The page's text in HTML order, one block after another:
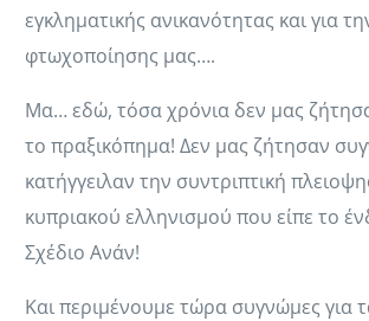
εγκληματικής ανικανότητας και για
φτωχοποίησης μας….
Μα… εδώ, τόσα χρόνια δεν μας
το πραξικόπημα! Δεν μας ζήτησαν
κατήγγειλαν την συντριπτική
κυπριακού ελληνισμού που είπε το
Σχέδιο Ανάν!
Και περιμένουμε τώρα συγνώμες για